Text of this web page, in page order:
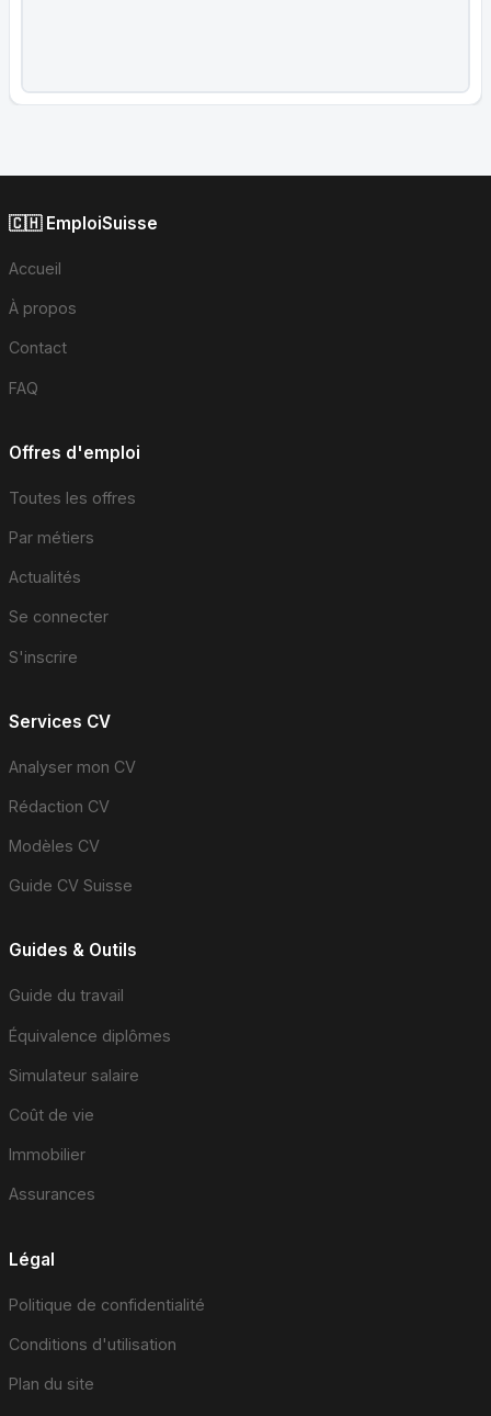
🇨🇭 EmploiSuisse
Accueil
À propos
Contact
FAQ
Offres d'emploi
Toutes les offres
Par métiers
Actualités
Se connecter
S'inscrire
Services CV
Analyser mon CV
Rédaction CV
Modèles CV
Guide CV Suisse
Guides & Outils
Guide du travail
Équivalence diplômes
Simulateur salaire
Coût de vie
Immobilier
Assurances
Légal
Politique de confidentialité
Conditions d'utilisation
Plan du site